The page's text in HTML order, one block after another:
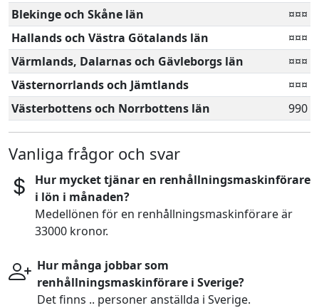
Blekinge och Skåne län
¤¤¤
Hallands och Västra Götalands län
¤¤¤
Värmlands, Dalarnas och Gävleborgs län
¤¤¤
Västernorrlands och Jämtlands
¤¤¤
Västerbottens och Norrbottens län
990
Vanliga frågor och svar
Hur mycket tjänar en renhållningsmaskinförare
i lön i månaden?
Medellönen för en renhållningsmaskinförare är
33000 kronor.
Hur många jobbar som
renhållningsmaskinförare i Sverige?
Det finns .. personer anställda i Sverige.